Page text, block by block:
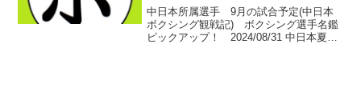
2024/08/31
中日本所属選手 9月の試合予定(中日本
ボクシング観戦記) ボクシング選手名鑑
ピックアップ！ 2024/08/31 中日本夏の